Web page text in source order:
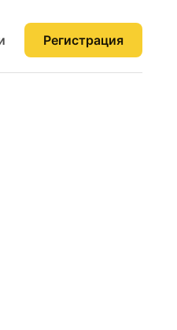
Регистрация